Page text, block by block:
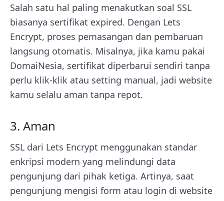
Salah satu hal paling menakutkan soal SSL
biasanya sertifikat expired. Dengan Lets
Encrypt, proses pemasangan dan pembaruan
langsung otomatis. Misalnya, jika kamu pakai
DomaiNesia, sertifikat diperbarui sendiri tanpa
perlu klik-klik atau setting manual, jadi website
kamu selalu aman tanpa repot.
3. Aman
SSL dari Lets Encrypt menggunakan standar
enkripsi modern yang melindungi data
pengunjung dari pihak ketiga. Artinya, saat
pengunjung mengisi form atau login di website